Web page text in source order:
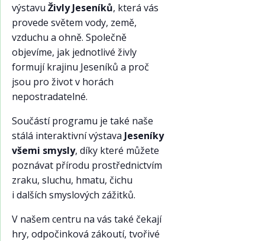
výstavu Živly Jeseníků, která vás
provede světem vody, země,
vzduchu a ohně. Společně
objevíme, jak jednotlivé živly
formují krajinu Jeseníků a proč
jsou pro život v horách
nepostradatelné.
Součástí programu je také naše
stálá interaktivní výstava Jeseníky
všemi smysly, díky které můžete
poznávat přírodu prostřednictvím
zraku, sluchu, hmatu, čichu
i dalších smyslových zážitků.
V našem centru na vás také čekají
hry, odpočinková zákoutí, tvořivé